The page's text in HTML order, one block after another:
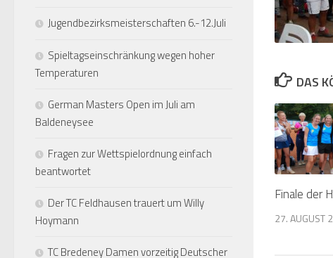
DAS
Finale der
27. AUGUST
Jugendbezirksmeisterschaften 6.-12.Juli
Spieltagseinschränkung wegen hoher
Temperaturen
German Masters Open im Juli am
Baldeneysee
Fragen zur Wettspielordnung einfach
beantwortet
Der TC Feldhausen trauert um Willy
Hoymann
TC Bredeney Damen vorzeitig Deutscher